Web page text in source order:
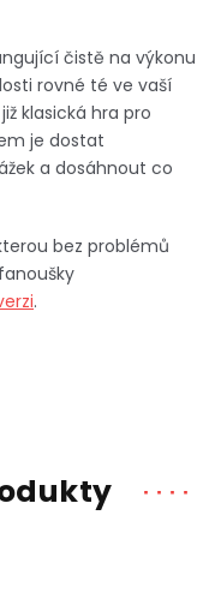
čistě na výkonu
rovné té ve vaší
klasická hra pro
je dostat
a dosáhnout co
bez problémů
.